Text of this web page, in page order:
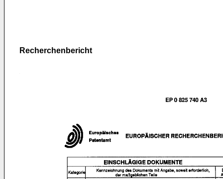
Recherchenbericht